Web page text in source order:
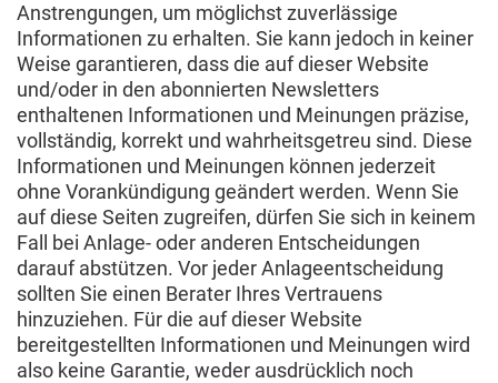
Anstrengungen, um möglichst zuverlässige
Informationen zu erhalten. Sie kann jedoch in keiner
Weise garantieren, dass die auf dieser Website
und/oder in den abonnierten Newsletters
enthaltenen Informationen und Meinungen präzise,
vollständig, korrekt und wahrheitsgetreu sind. Diese
Informationen und Meinungen können jederzeit
ohne Vorankündigung geändert werden. Wenn Sie
auf diese Seiten zugreifen, dürfen Sie sich in keinem
Fall bei Anlage- oder anderen Entscheidungen
darauf abstützen. Vor jeder Anlageentscheidung
sollten Sie einen Berater Ihres Vertrauens
hinzuziehen. Für die auf dieser Website
bereitgestellten Informationen und Meinungen wird
also keine Garantie, weder ausdrücklich noch